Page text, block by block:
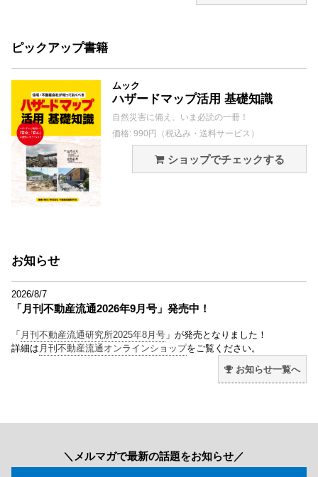
ピックアップ書籍
ムック
ハザードマップ活用 基礎知識
自然災害に備え、いま必読の一冊！
価格: 990円（税込み・送料サービス）
ショップでチェックする
お知らせ
2026/8/7
「月刊不動産流通2026年9月号」発売中！
「 月刊不動産流通研究所2025年8月号 」が発売となりました！
詳細は 月刊不動産流通オンラインショップをご覧ください。
お知らせ一覧へ
＼メルマガで最新の話題をお知らせ／